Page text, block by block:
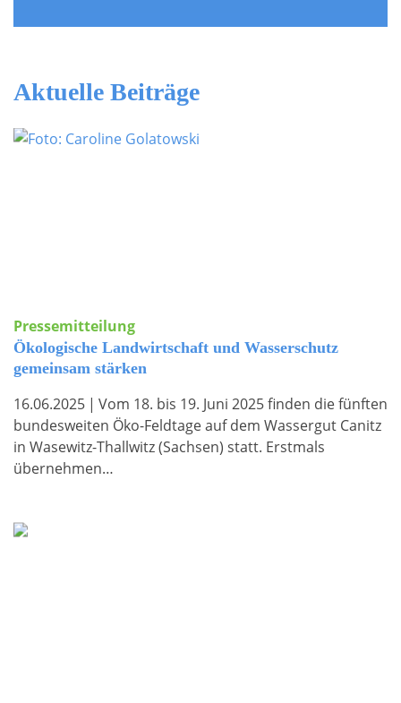
Aktuelle Beiträge
Pressemitteilung
Ökologische Landwirtschaft und Wasserschutz
gemeinsam stärken
16.06.2025 | Vom 18. bis 19. Juni 2025 finden die fünften
bundesweiten Öko-Feldtage auf dem Wassergut Canitz
in Wasewitz-Thallwitz (Sachsen) statt. Erstmals
übernehmen…